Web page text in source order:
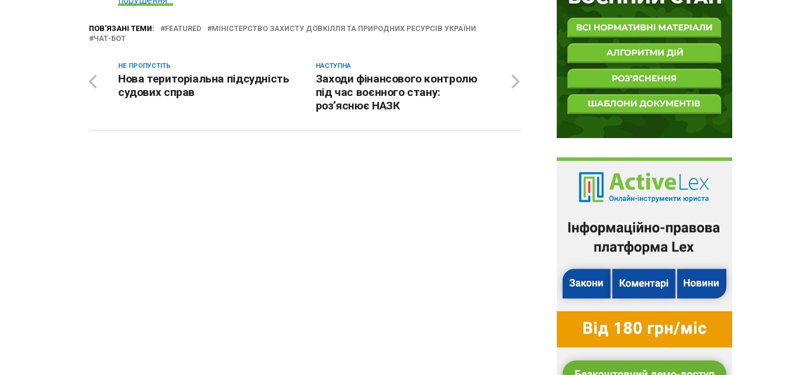
ПОВ'ЯЗАНІ ТЕМИ: FEATURED
МІНІСТЕРСТВО ЗАХИСТУ ДОВКІЛЛЯ ТА ПРИРОДНИХ РЕСУРСІВ УКРАЇНИ
ЧАТ-БОТ
НАСТУПНА
Заходи фінансового контролю
під час воєнного стану:
роз’яснює НАЗК
НЕ ПРОПУСТІТЬ
Нова територіальна підсудність
судових справ